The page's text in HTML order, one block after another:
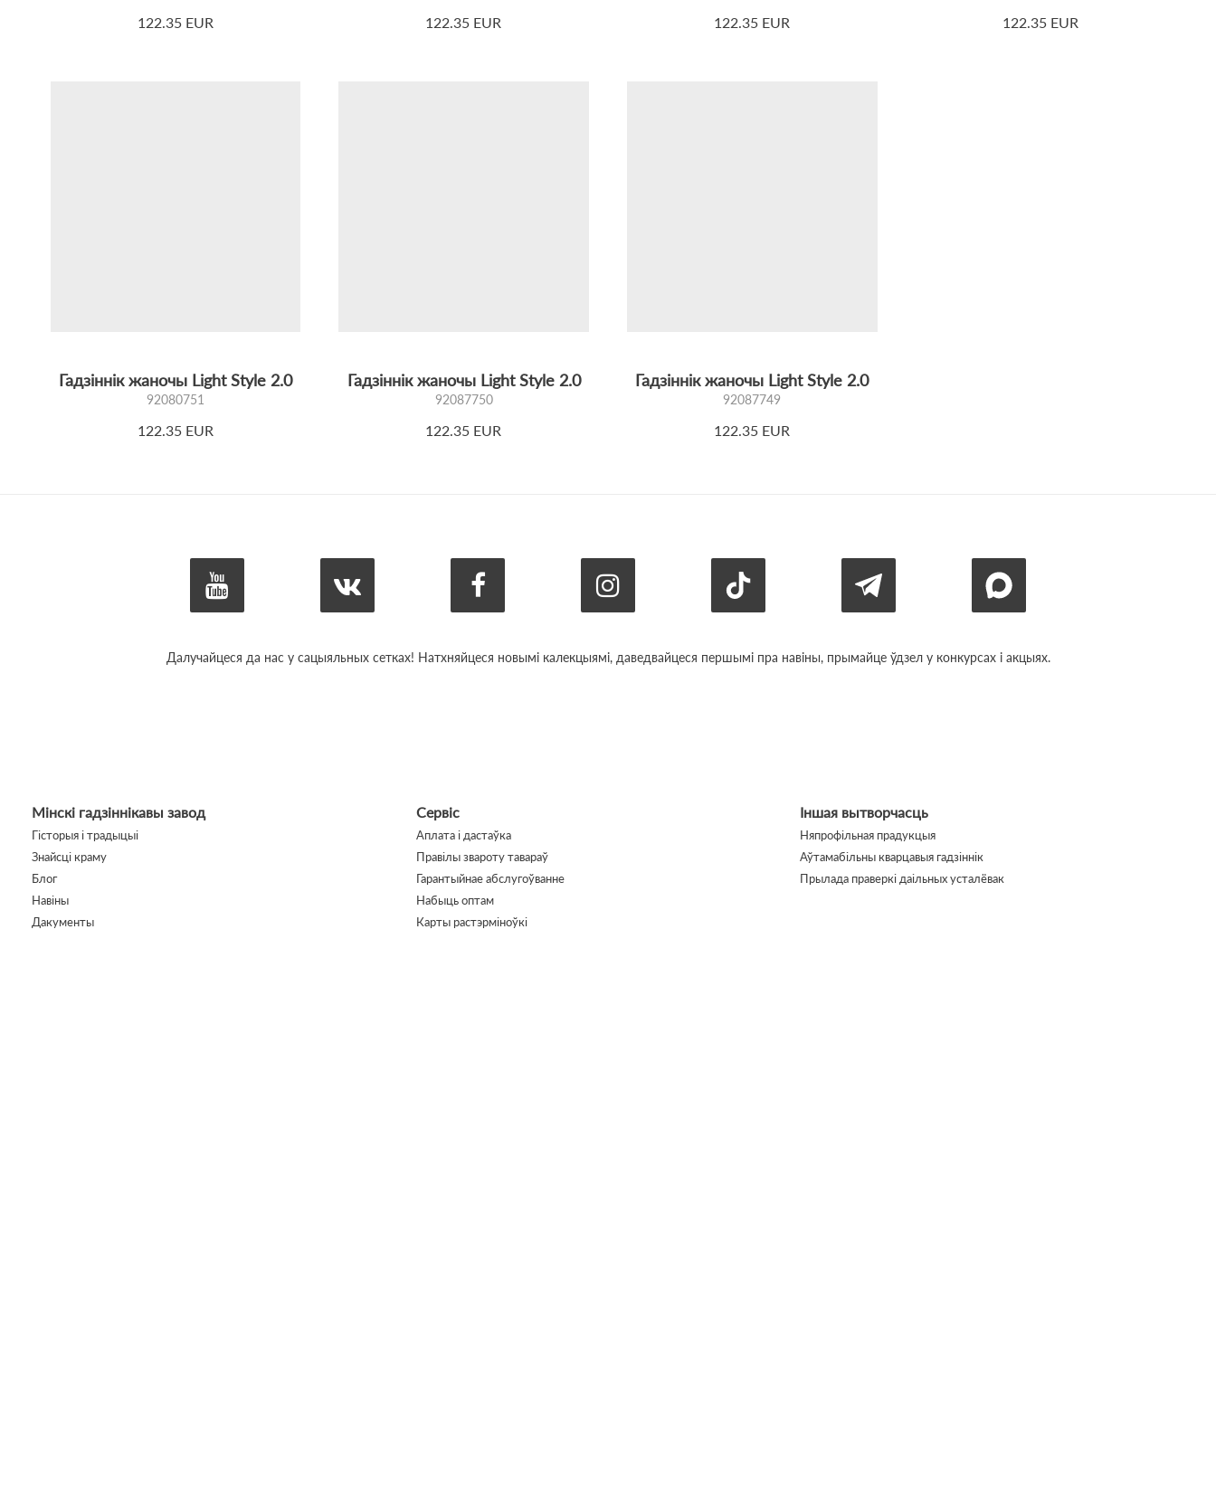
122.35 EUR 122.35 EUR 122.35 EUR 122.35 EUR
Гадзіннік жаночы Light Style 2.0
92080751
122.35 EUR
Гадзіннік жаночы Light Style 2.0
92087750
122.35 EUR
Гадзіннік жаночы Light Style 2.0
92087749
122.35 EUR
Далучайцеся да нас у сацыяльных сетках! Натхняйцеся новымі калекцыямі, даведвайцеся першымі пра навіны, прымайце ўдзел у конкурсах і акцыях.
Мінскі гадзіннікавы завод
Гісторыя і традыцыі
Знайсці краму
Блог
Навіны
Дакументы
Сервіс
Аплата і дастаўка
Правілы звароту тавараў
Гарантыйнае абслугоўванне
Набыць оптам
Карты растэрміноўкі
Іншая вытворчасць
Няпрофільная прадукцыя
Аўтамабільны кварцавыя гадзіннік
Прылада праверкі даільных усталёвак